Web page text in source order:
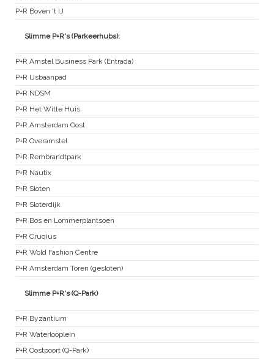
P+R Boven 't IJ
Slimme P+R's (Parkeerhubs):
P+R Amstel Business Park (Entrada)
P+R IJsbaanpad
P+R NDSM
P+R Het Witte Huis
P+R Amsterdam Oost
P+R Overamstel
P+R Rembrandtpark
P+R Nautix
P+R Sloten
P+R Sloterdijk
P+R Bos en Lommerplantsoen
P+R Cruqius
P+R Wold Fashion Centre
P+R Amsterdam Toren (gesloten)
Slimme P+R's (Q-Park)
P+R Byzantium
P+R Waterlooplein
P+R Oostpoort (Q-Park)